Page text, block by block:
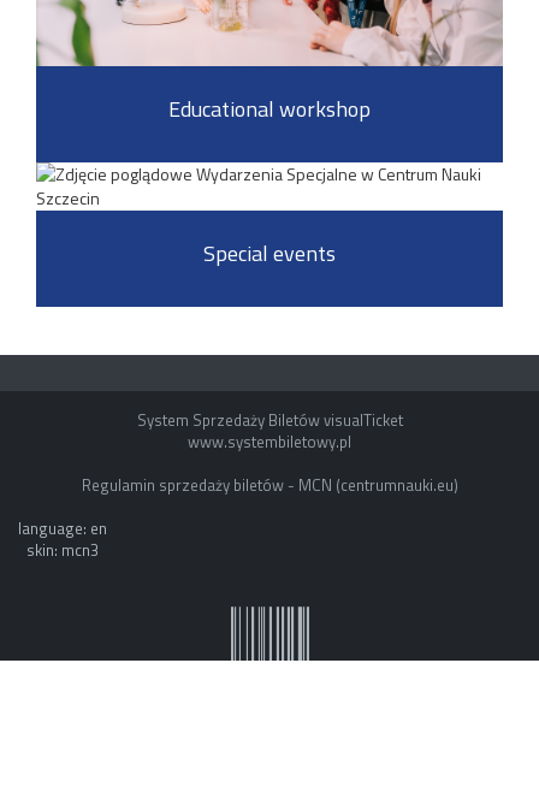
Educational workshop
Special events
System Sprzedaży Biletów visualTicket
www.systembiletowy.pl
Regulamin sprzedaży biletów - MCN (centrumnauki.eu)
language: en
skin: mcn3